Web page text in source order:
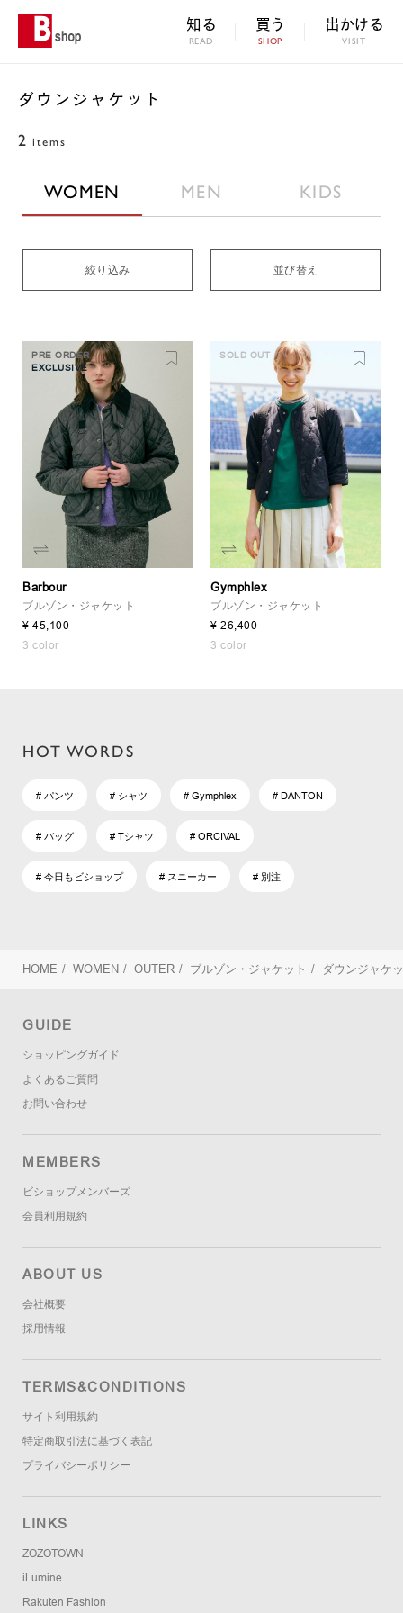
知る
READ
買う
SHOP
出かける
VISIT
ダウンジャケット
2 items
WOMEN MEN KIDS
絞り込み 並び替え
PRE ORDER
EXCLUSIVE
Barbour
ブルゾン・ジャケット
¥ 45,100
3 color
SOLD OUT
Gymphlex
ブルゾン・ジャケット
¥ 26,400
3 color
HOT WORDS
# パンツ # シャツ # Gymphlex # DANTON
# バッグ # Tシャツ # ORCIVAL
# 今日もビショップ # スニーカー # 別注
HOME / WOMEN / OUTER / ブルゾン・ジャケット / ダウンジャケ
GUIDE
ショッピングガイド
よくあるご質問
お問い合わせ
MEMBERS
ビショップメンバーズ
会員利用規約
ABOUT US
会社概要
採用情報
TERMS&CONDITIONS
サイト利用規約
特定商取引法に基づく表記
プライバシーポリシー
LINKS
ZOZOTOWN
iLumine
Rakuten Fashion